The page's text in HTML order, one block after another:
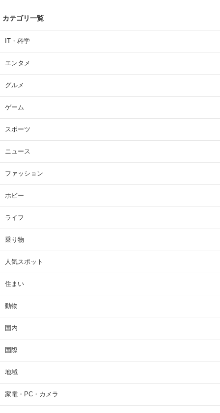
カテゴリ一覧
IT・科学
エンタメ
グルメ
ゲーム
スポーツ
ニュース
ファッション
ホビー
ライフ
乗り物
人気スポット
住まい
動物
国内
国際
地域
家電・PC・カメラ